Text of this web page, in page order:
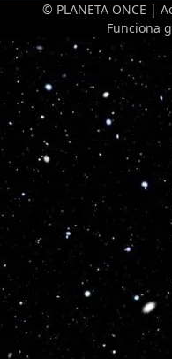
© PLANETA ONCE |
Funciona